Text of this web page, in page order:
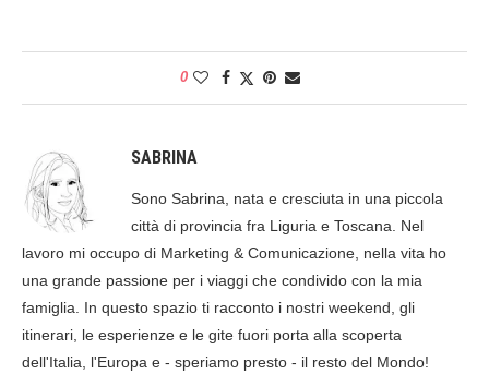
0
SABRINA
Sono Sabrina, nata e cresciuta in una piccola
città di provincia fra Liguria e Toscana. Nel
lavoro mi occupo di Marketing & Comunicazione, nella vita ho
una grande passione per i viaggi che condivido con la mia
famiglia. In questo spazio ti racconto i nostri weekend, gli
itinerari, le esperienze e le gite fuori porta alla scoperta
dell'Italia, l'Europa e - speriamo presto - il resto del Mondo!